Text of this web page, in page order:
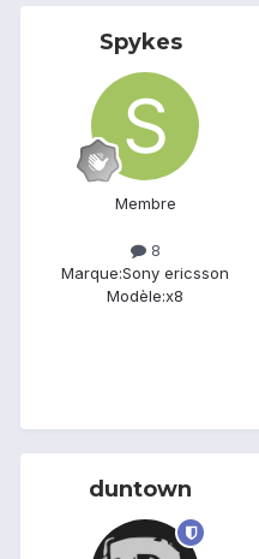
Spykes
Membre
8
Marque:Sony ericsson
Modèle:x8
duntown